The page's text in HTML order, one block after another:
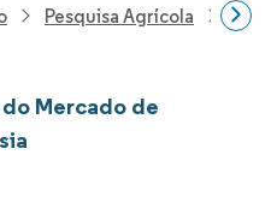
Pesquisa Agrícola
Mercado de